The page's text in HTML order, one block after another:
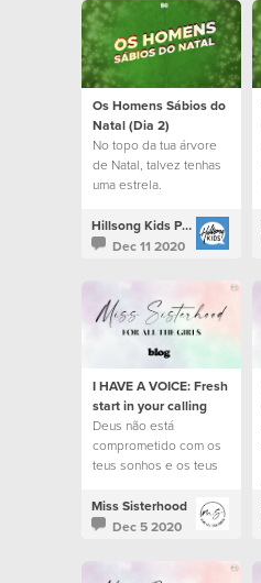
Os Homens Sábios do
Natal (Dia 2)
No topo da tua árvore
de Natal, talvez tenhas
uma estrela.
Hillsong Kids Portugal
Dec 11 2020
I HAVE A VOICE: Fresh
start in your calling
Deus não está
comprometido com os
teus sonhos e os teus
comprometido com o
Seu propósito para a
Miss Sisterhood
Dec 5 2020